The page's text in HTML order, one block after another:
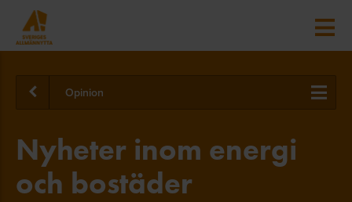
Opinion
Nyheter inom energi
och bostäder